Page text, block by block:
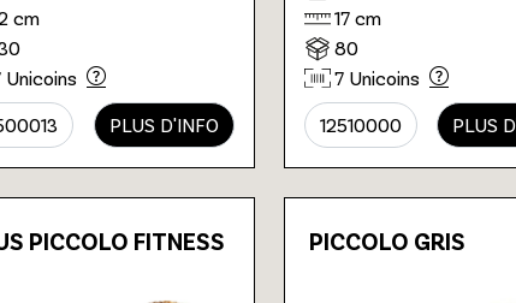
cm
Unicoins
PLUS D'INFO
17 cm
80
7 Unicoins
12510000 PLUS
PICCOLO FITNESS PICCOLO GRIS